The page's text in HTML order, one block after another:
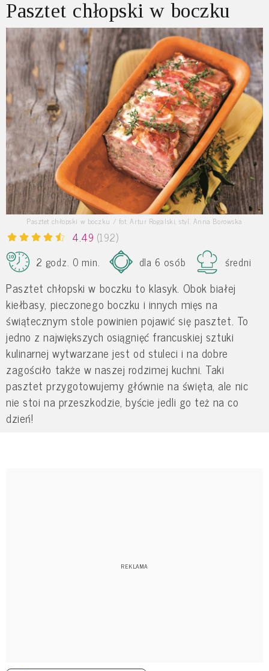
Pasztet chłopski w boczku
Pasztet chłopski w boczku / fot. Artur Rogalski, styl. Anna Borowska
4.49 (192)
2 godz. 0 min.
dla 6 osób średni
Pasztet chłopski w boczku to klasyk. Obok białej
kiełbasy, pieczonego boczku i innych mięs na
świątecznym stole powinien pojawić się pasztet. To
jedno z największych osiągnięć francuskiej sztuki
kulinarnej wytwarzane jest od stuleci i na dobre
zagościło także w naszej rodzimej kuchni. Taki
pasztet przygotowujemy głównie na święta, ale nic
nie stoi na przeszkodzie, byście jedli go też na co
dzień!